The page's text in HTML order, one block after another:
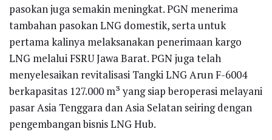
pasokan juga semakin meningkat. PGN menerima
tambahan pasokan LNG domestik, serta untuk
pertama kalinya melaksanakan penerimaan kargo
LNG melalui FSRU Jawa Barat. PGN juga telah
menyelesaikan revitalisasi Tangki LNG Arun F-6004
berkapasitas 127.000 m³ yang siap beroperasi melayani
pasar Asia Tenggara dan Asia Selatan seiring dengan
pengembangan bisnis LNG Hub.